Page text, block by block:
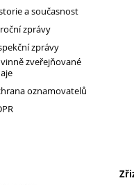
a současnost
zprávy
zprávy
zveřejňované
oznamovatelů